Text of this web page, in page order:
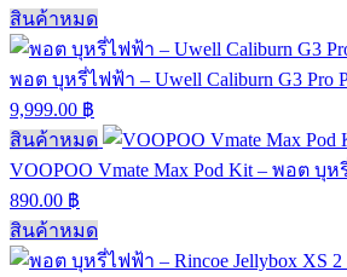
สินค้าหมด
พอต บุหรี่ไฟฟ้า – Uwell Caliburn G3 Pro
9,999.00 ฿
สินค้าหมด
VOOPOO Vmate Max Pod Kit – พอต บุ
890.00 ฿
สินค้าหมด